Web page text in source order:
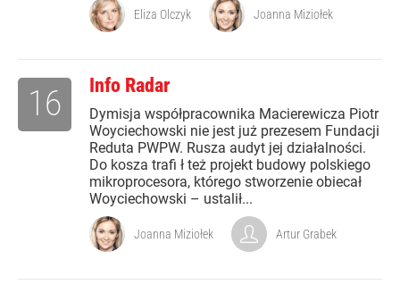
Eliza Olczyk Joanna Miziołek
Info Radar
Dymisja współpracownika Macierewicza Piotr
Woyciechowski nie jest już prezesem Fundacji
Reduta PWPW. Rusza audyt jej działalności.
Do kosza trafi ł też projekt budowy polskiego
mikroprocesora, którego stworzenie obiecał
Woyciechowski – ustalił...
16
Joanna Miziołek Artur Grabek